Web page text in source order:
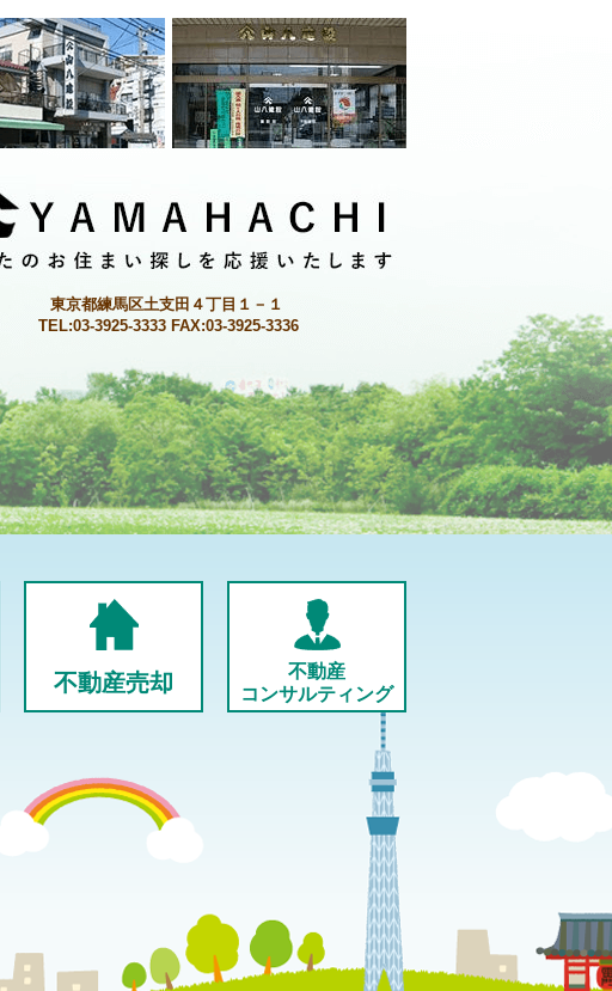
東京都練馬区土支田４丁目１－１
TEL:03-3925-3333 FAX:03-3925-3336
不動産売却
不動産
コンサルティング